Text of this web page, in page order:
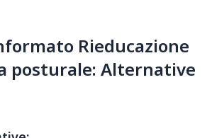
Rieducazione
posturale: Alternative